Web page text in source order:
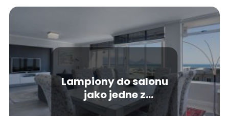
Lampiony do salonu
jako jedne z
najlepszych dekoracji